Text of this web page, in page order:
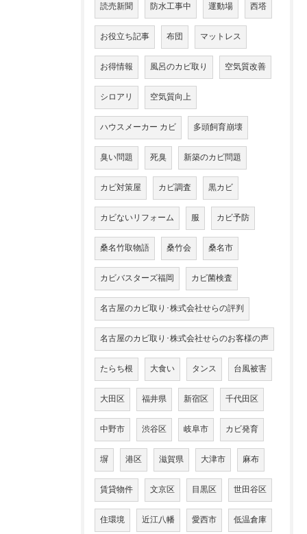
読売新聞 防水工事中 運動場 西塔
お役立ち記事 布団 マットレス
お得情報 風呂のカビ取り 空気質改善
シロアリ 空気質向上
ハウスメーカー カビ 多頭飼育崩壊
臭い問題 死臭 新築のカビ問題
カビ対策屋 カビ調査 黒カビ
カビないリフォーム 服 カビ予防
桑名竹取物語 桑竹会 桑名市
カビバスターズ福岡 カビ菌検査
名古屋のカビ取り･株式会社せらの評判
名古屋のカビ取り･株式会社せらのお客様の声
たらち根 大食い タンス 台風被害
大田区 福井県 新宿区 千代田区
中野市 渋谷区 岐阜市 カビ発育
塀 港区 滋賀県 大津市 麻布
賃貸物件 文京区 目黒区 世田谷区
住環境 近江八幡 愛西市 低温倉庫